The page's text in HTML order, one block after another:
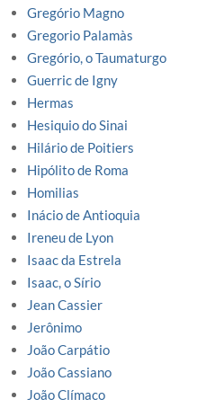
Gregório Magno
Gregorio Palamàs
Gregório, o Taumaturgo
Guerric de Igny
Hermas
Hesiquio do Sinai
Hilário de Poitiers
Hipólito de Roma
Homilias
Inácio de Antioquia
Ireneu de Lyon
Isaac da Estrela
Isaac, o Sírio
Jean Cassier
Jerônimo
João Carpátio
João Cassiano
João Clímaco